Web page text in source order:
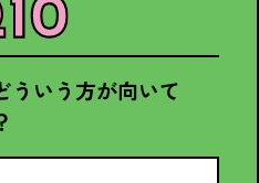
ういう方が向いて